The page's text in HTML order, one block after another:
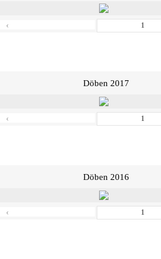
‹
Döben 2017
‹
Döben 2016
‹